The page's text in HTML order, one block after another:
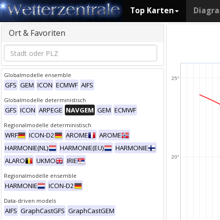
Top Karten
Ort & Favoriten
Globalmodelle ensemble
GFS GEM ICON ECMWF AIFS
Globalmodelle deterministisch
GFS ICON ARPEGE NAVGEM GEM ECMWF
Regionalmodelle deterministisch
WRF ICON-D2 AROME
AROME
HARMONIE(NL)
HARMONIE(EU)
HARMONIE
ALARO
UKMO IRIE
Regionalmodelle ensemble
HARMONIE ICON-D2
Data-driven models
AIFS GraphCastGFS GraphCastGEM
20°
25°